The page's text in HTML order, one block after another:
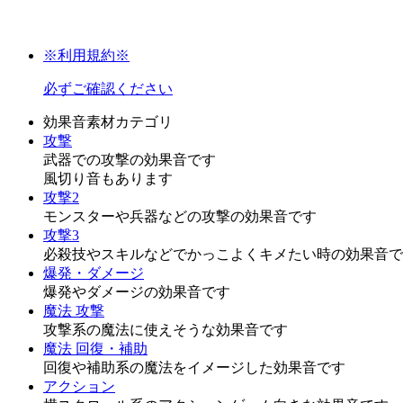
※利用規約※
必ずご確認ください
効果音素材カテゴリ
攻撃
武器での攻撃の効果音です
風切り音もあります
攻撃2
モンスターや兵器などの攻撃の効果音です
攻撃3
必殺技やスキルなどでかっこよくキメたい時の効果音
爆発・ダメージ
爆発やダメージの効果音です
魔法 攻撃
攻撃系の魔法に使えそうな効果音です
魔法 回復・補助
回復や補助系の魔法をイメージした効果音です
アクション